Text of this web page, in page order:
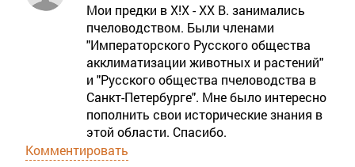
Мои предки в Х!Х - ХХ В. занимались
пчеловодством. Были членами
"Императорского Русского общества
акклиматизации животных и растений"
и "Русского общества пчеловодства в
Санкт-Петербурге". Мне было интересно
пополнить свои исторические знания в
этой области. Спасибо.
Комментировать